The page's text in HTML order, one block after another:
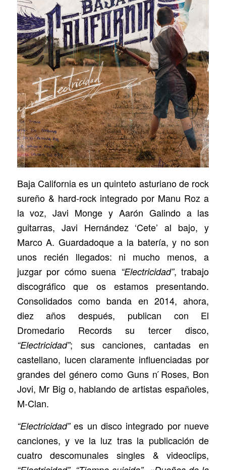
Baja California es un quinteto asturiano de rock
sureño & hard-rock integrado por Manu Roz a
la voz, Javi Monge y Aarón Galindo a las
guitarras, Javi Hernández ‘Cete’ al bajo, y
Marco A. Guardadoque a la batería, y no son
unos recién llegados: ni mucho menos, a
juzgar por cómo suena “Electricidad”, trabajo
discográfico que os estamos presentando.
Consolidados como banda en 2014, ahora,
diez años después, publican con El
Dromedario Records su tercer disco,
“Electricidad”; sus canciones, cantadas en
castellano, lucen claramente influenciadas por
grandes del género como Guns n ́Roses, Bon
Jovi, Mr Big o, hablando de artistas españoles,
M-Clan.
“Electricidad”es un disco integrado por nueve
canciones, y ve la luz tras la publicación de
cuatro descomunales singles & videoclips,